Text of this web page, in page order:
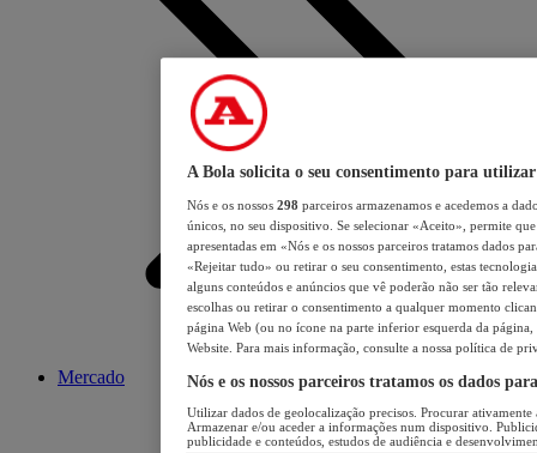
Mercado
A Bola solicita o seu consentimento para utilizar
Nós e os nossos 298 parceiros armazenamos e acedemos a
únicos, no seu dispositivo. Se selecionar «Aceito», permite
apresentadas em «Nós e os nossos parceiros tratamos dados
«Rejeitar tudo» ou retirar o seu consentimento, estas
alguns conteúdos e anúncios que vê poderão não ser tão
escolhas ou retirar o consentimento a qualquer momento
página Web (ou no ícone na parte inferior esquerda da página,
Website. Para mais informação, consulte a nossa política de
Nós e os nossos parceiros tratamos os dados
Utilizar dados de geolocalização precisos. Procurar
Armazenar e/ou aceder a informações num dispositivo.
publicidade e conteúdos, estudos de audiência e